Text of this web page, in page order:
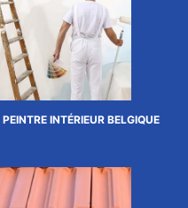
PEINTRE INTÉRIEUR BELGIQUE